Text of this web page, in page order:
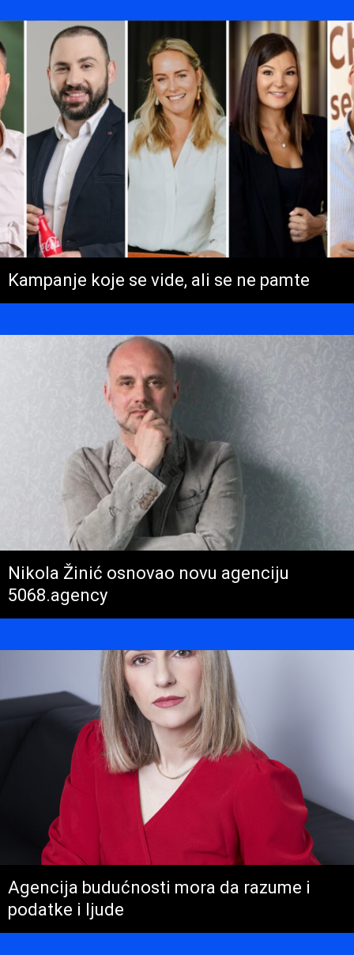
Kampanje koje se vide, ali se ne pamte
Nikola Žinić osnovao novu agenciju
5068.agency
Agencija budućnosti mora da razume i
podatke i ljude